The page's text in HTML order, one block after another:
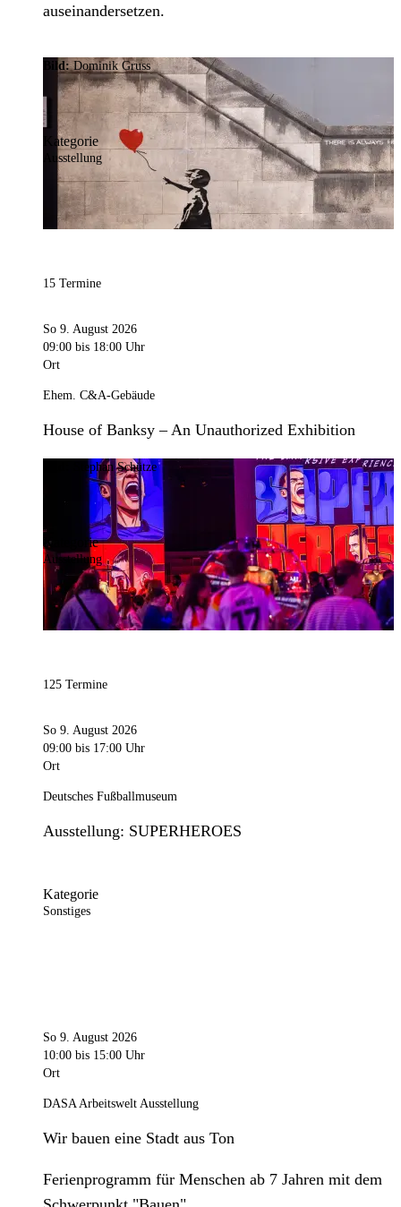
auseinandersetzen.
Bild:Dominik Gruss
Kategorie
Ausstellung
15 Termine
So 9. August 2026
09:00 bis 18:00 Uhr
Ort
Ehem. C&A-Gebäude
House of Banksy – An Unauthorized Exhibition
Stephan Schütze
Kategorie
Ausstellung
125 Termine
So 9. August 2026
09:00 bis 17:00 Uhr
Ort
Deutsches Fußballmuseum
Ausstellung: SUPERHEROES
Kategorie
Sonstiges
So 9. August 2026
10:00 bis 15:00 Uhr
Ort
DASA Arbeitswelt Ausstellung
Wir bauen eine Stadt aus Ton
Ferienprogramm für Menschen ab 7 Jahren mit dem